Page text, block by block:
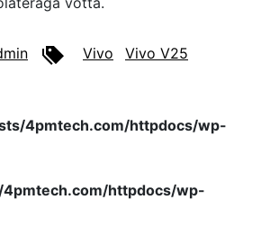
Vivo Vivo V25
4pmtech.com/httpdocs/wp-
httpdocs/wp-